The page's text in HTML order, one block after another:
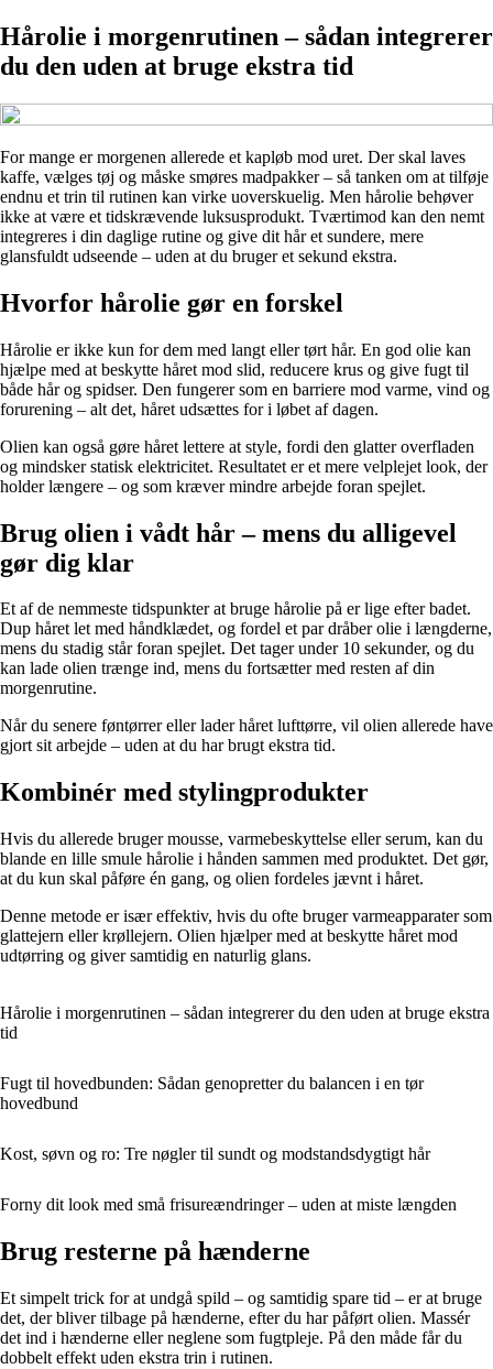
Hårolie i morgenrutinen – sådan integrerer
du den uden at bruge ekstra tid
For mange er morgenen allerede et kapløb mod uret. Der skal laves
kaffe, vælges tøj og måske smøres madpakker – så tanken om at tilføje
endnu et trin til rutinen kan virke uoverskuelig. Men hårolie behøver
ikke at være et tidskrævende luksusprodukt. Tværtimod kan den nemt
integreres i din daglige rutine og give dit hår et sundere, mere
glansfuldt udseende – uden at du bruger et sekund ekstra.
Hvorfor hårolie gør en forskel
Hårolie er ikke kun for dem med langt eller tørt hår. En god olie kan
hjælpe med at beskytte håret mod slid, reducere krus og give fugt til
både hår og spidser. Den fungerer som en barriere mod varme, vind og
forurening – alt det, håret udsættes for i løbet af dagen.
Olien kan også gøre håret lettere at style, fordi den glatter overfladen
og mindsker statisk elektricitet. Resultatet er et mere velplejet look, der
holder længere – og som kræver mindre arbejde foran spejlet.
Brug olien i vådt hår – mens du alligevel
gør dig klar
Et af de nemmeste tidspunkter at bruge hårolie på er lige efter badet.
Dup håret let med håndklædet, og fordel et par dråber olie i længderne,
mens du stadig står foran spejlet. Det tager under 10 sekunder, og du
kan lade olien trænge ind, mens du fortsætter med resten af din
morgenrutine.
Når du senere føntørrer eller lader håret lufttørre, vil olien allerede have
gjort sit arbejde – uden at du har brugt ekstra tid.
Kombinér med stylingprodukter
Hvis du allerede bruger mousse, varmebeskyttelse eller serum, kan du
blande en lille smule hårolie i hånden sammen med produktet. Det gør,
at du kun skal påføre én gang, og olien fordeles jævnt i håret.
Denne metode er især effektiv, hvis du ofte bruger varmeapparater som
glattejern eller krøllejern. Olien hjælper med at beskytte håret mod
udtørring og giver samtidig en naturlig glans.
Hårolie i morgenrutinen – sådan integrerer du den uden at bruge ekstra
tid
Fugt til hovedbunden: Sådan genopretter du balancen i en tør
hovedbund
Kost, søvn og ro: Tre nøgler til sundt og modstandsdygtigt hår
Forny dit look med små frisureændringer – uden at miste længden
Brug resterne på hænderne
Et simpelt trick for at undgå spild – og samtidig spare tid – er at bruge
det, der bliver tilbage på hænderne, efter du har påført olien. Massér
det ind i hænderne eller neglene som fugtpleje. På den måde får du
dobbelt effekt uden ekstra trin i rutinen.